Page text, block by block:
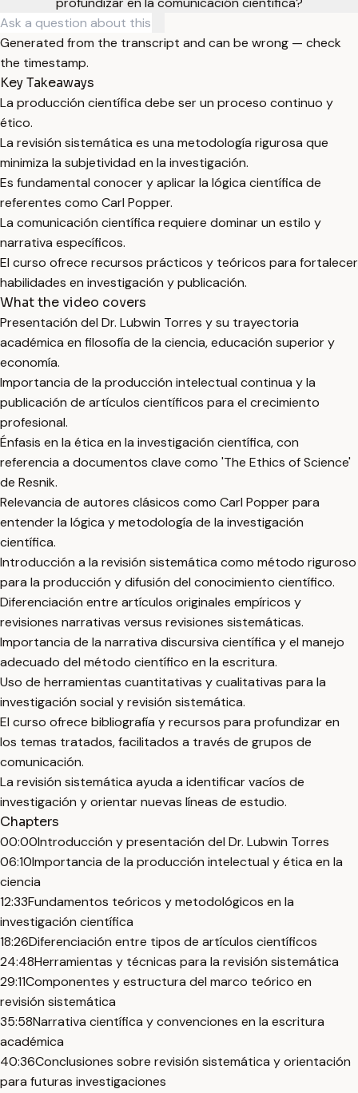
Generated from the transcript and can be wrong — check
the timestamp.
Key Takeaways
La producción científica debe ser un proceso continuo y
ético.
La revisión sistemática es una metodología rigurosa que
minimiza la subjetividad en la investigación.
Es fundamental conocer y aplicar la lógica científica de
referentes como Carl Popper.
La comunicación científica requiere dominar un estilo y
narrativa específicos.
El curso ofrece recursos prácticos y teóricos para fortalecer
habilidades en investigación y publicación.
What the video covers
Presentación del Dr. Lubwin Torres y su trayectoria
académica en filosofía de la ciencia, educación superior y
economía.
Importancia de la producción intelectual continua y la
publicación de artículos científicos para el crecimiento
profesional.
Énfasis en la ética en la investigación científica, con
referencia a documentos clave como 'The Ethics of Science'
de Resnik.
Relevancia de autores clásicos como Carl Popper para
entender la lógica y metodología de la investigación
científica.
Introducción a la revisión sistemática como método riguroso
para la producción y difusión del conocimiento científico.
Diferenciación entre artículos originales empíricos y
revisiones narrativas versus revisiones sistemáticas.
Importancia de la narrativa discursiva científica y el manejo
adecuado del método científico en la escritura.
Uso de herramientas cuantitativas y cualitativas para la
investigación social y revisión sistemática.
El curso ofrece bibliografía y recursos para profundizar en
los temas tratados, facilitados a través de grupos de
comunicación.
La revisión sistemática ayuda a identificar vacíos de
investigación y orientar nuevas líneas de estudio.
Chapters
00:00Introducción y presentación del Dr. Lubwin Torres
06:10Importancia de la producción intelectual y ética en la
ciencia
12:33Fundamentos teóricos y metodológicos en la
investigación científica
18:26Diferenciación entre tipos de artículos científicos
24:48Herramientas y técnicas para la revisión sistemática
29:11Componentes y estructura del marco teórico en
revisión sistemática
35:58Narrativa científica y convenciones en la escritura
académica
40:36Conclusiones sobre revisión sistemática y orientación
para futuras investigaciones